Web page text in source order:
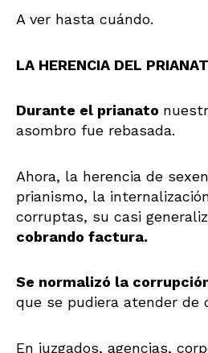
A ver hasta cuándo.
LA HERENCIA DEL
Durante el prianato
asombro fue rebasada.
Ahora, la herencia de
prianismo, la
corruptas, su casi
cobrando factura.
Se normalizó la
que se pudiera atender de
En juzgados, agencias,